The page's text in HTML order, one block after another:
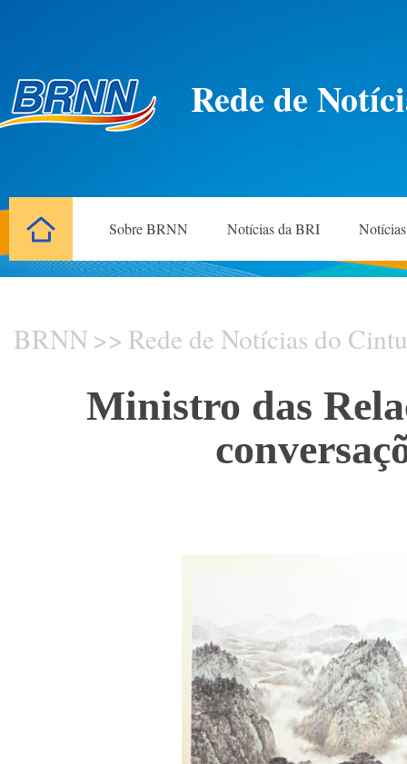
Rede de
Sobre BRNN Notícias da BRI
BRNN >> Rede de Notícias do
Ministro das